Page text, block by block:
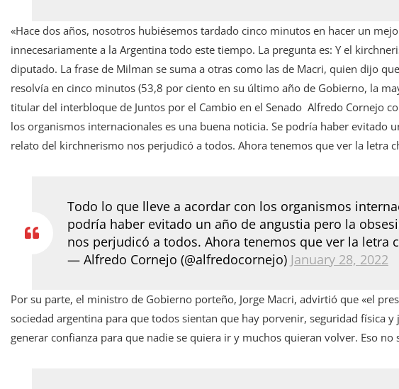
«Hace dos años, nosotros hubiésemos tardado cinco minutos en hacer un
innecesariamente a la Argentina todo este tiempo. La pregunta es: Y el
diputado. La frase de Milman se suma a otras como las de Macri, quien dijo
resolvía en cinco minutos (53,8 por ciento en su último año de Gobierno, la
titular del interbloque de Juntos por el Cambio en el Senado Alfredo Cornejo
los organismos internacionales es una buena noticia. Se podría haber evitado
relato del kirchnerismo nos perjudicó a todos. Ahora tenemos que ver la letra
Todo lo que lleve a acordar con los organismos
podría haber evitado un año de angustia pero la
nos perjudicó a todos. Ahora tenemos que ver la letra
— Alfredo Cornejo (@alfredocornejo) January 28, 2022
Por su parte, el ministro de Gobierno porteño, Jorge Macri, advirtió que «el
sociedad argentina para que todos sientan que hay porvenir, seguridad física
generar confianza para que nadie se quiera ir y muchos quieran volver. Eso no